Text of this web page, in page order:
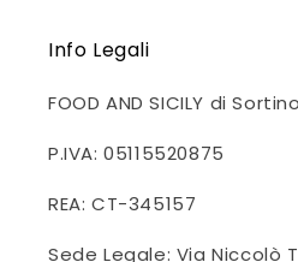
Info Legali
FOOD AND SICILY di
P.IVA: 05115520875
REA: CT-345157
Sede Legale: Via Niccolò